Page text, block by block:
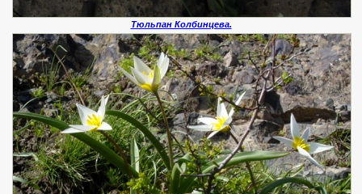
Тюльпан Колбинцева.